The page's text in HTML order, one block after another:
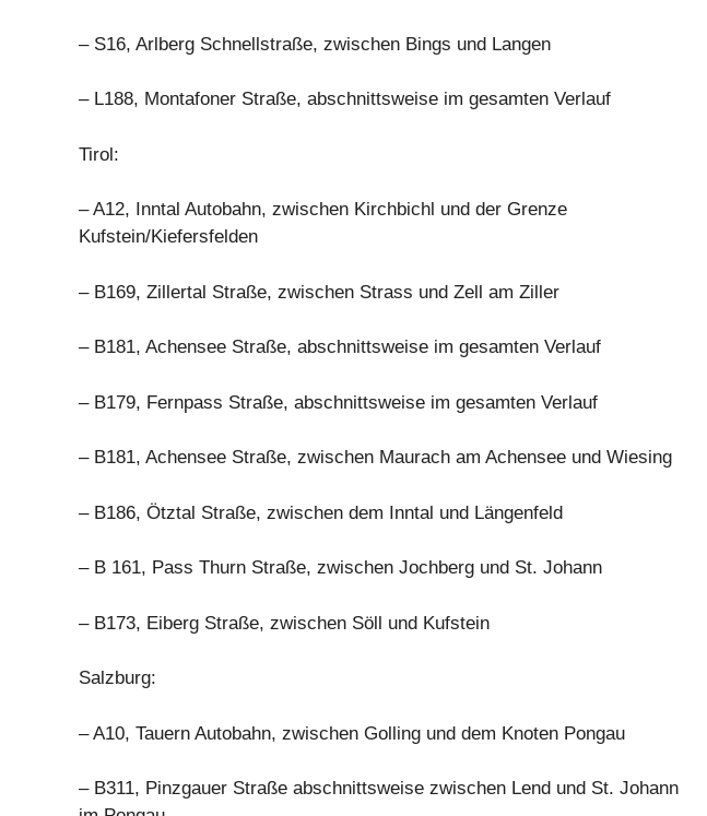
– S16, Arlberg Schnellstraße, zwischen Bings und Langen
– L188, Montafoner Straße, abschnittsweise im gesamten Verlauf
Tirol:
– A12, Inntal Autobahn, zwischen Kirchbichl und der Grenze
Kufstein/Kiefersfelden
– B169, Zillertal Straße, zwischen Strass und Zell am Ziller
– B181, Achensee Straße, abschnittsweise im gesamten Verlauf
– B179, Fernpass Straße, abschnittsweise im gesamten Verlauf
– B181, Achensee Straße, zwischen Maurach am Achensee und Wiesing
– B186, Ötztal Straße, zwischen dem Inntal und Längenfeld
– B 161, Pass Thurn Straße, zwischen Jochberg und St. Johann
– B173, Eiberg Straße, zwischen Söll und Kufstein
Salzburg:
– A10, Tauern Autobahn, zwischen Golling und dem Knoten Pongau
– B311, Pinzgauer Straße abschnittsweise zwischen Lend und St. Johann